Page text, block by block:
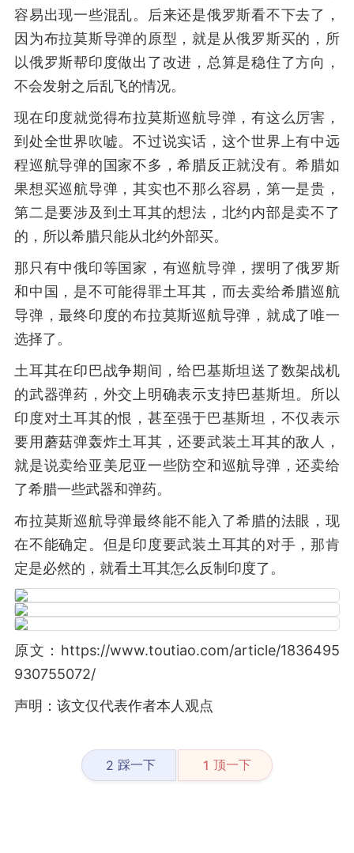
容易出现一些混乱。后来还是俄罗斯看不下去了，
因为布拉莫斯导弹的原型，就是从俄罗斯买的，所
以俄罗斯帮印度做出了改进，总算是稳住了方向，
不会发射之后乱飞的情况。
现在印度就觉得布拉莫斯巡航导弹，有这么厉害，
到处全世界吹嘘。不过说实话，这个世界上有中远
程巡航导弹的国家不多，希腊反正就没有。希腊如
果想买巡航导弹，其实也不那么容易，第一是贵，
第二是要涉及到土耳其的想法，北约内部是卖不了
的，所以希腊只能从北约外部买。
那只有中俄印等国家，有巡航导弹，摆明了俄罗斯
和中国，是不可能得罪土耳其，而去卖给希腊巡航
导弹，最终印度的布拉莫斯巡航导弹，就成了唯一
选择了。
土耳其在印巴战争期间，给巴基斯坦送了数架战机
的武器弹药，外交上明确表示支持巴基斯坦。所以
印度对土耳其的恨，甚至强于巴基斯坦，不仅表示
要用蘑菇弹轰炸土耳其，还要武装土耳其的敌人，
就是说卖给亚美尼亚一些防空和巡航导弹，还卖给
了希腊一些武器和弹药。
布拉莫斯巡航导弹最终能不能入了希腊的法眼，现
在不能确定。但是印度要武装土耳其的对手，那肯
定是必然的，就看土耳其怎么反制印度了。
原文：https://www.toutiao.com/article/1836495
930755072/
声明：该文仅代表作者本人观点
2 踩一下 1 顶一下